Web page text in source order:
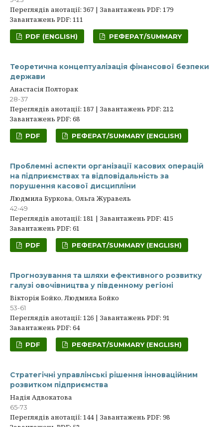
Переглядів анотації: 367 | Завантажень PDF: 179
Завантажень PDF: 111
PDF (ENGLISH) РЕФЕРАТ/SUMMARY
Теоретична концептуалізація фінансової безпеки
держави
Анастасія Полторак
28-37
Переглядів анотації: 187 | Завантажень PDF: 212
Завантажень PDF: 68
PDF РЕФЕРАТ/SUMMARY (ENGLISH)
Проблемні аспекти організації касових операцій
на підприємствах та відповідальність за
порушення касової дисципліни
Людмила Буркова, Ольга Журавель
42-49
Переглядів анотації: 181 | Завантажень PDF: 415
Завантажень PDF: 61
PDF РЕФЕРАТ/SUMMARY (ENGLISH)
Прогнозування та шляхи ефективного розвитку
галузі овочівництва у південному регіоні
Вікторія Бойко, Людмила Бойко
53-61
Переглядів анотації: 126 | Завантажень PDF: 91
Завантажень PDF: 64
PDF РЕФЕРАТ/SUMMARY (ENGLISH)
Стратегічні управлінські рішення інноваційним
розвитком підприємства
Надія Адвокатова
65-73
Переглядів анотації: 144 | Завантажень PDF: 98